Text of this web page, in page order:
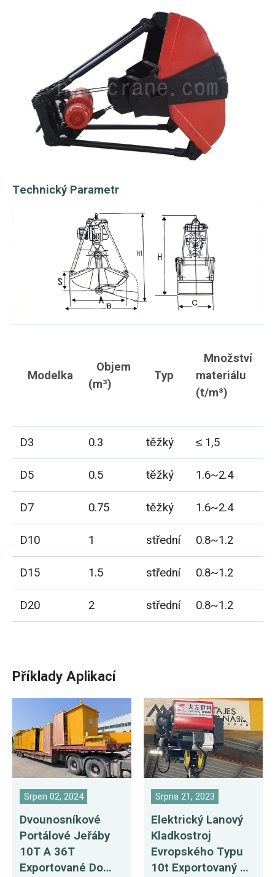
Technický Parametr
Modelka
Objem
(m³)
Typ
Množství
materiálu
(t/m³)
D3 0.3 těžký ≤ 1,5
D5
0.5 těžký 1.6~2.4
D7
0.75 těžký 1.6~2.4
D10
1 střední 0.8~1.2
D15
1.5 střední 0.8~1.2
D20
2 střední 0.8~1.2
Příklady Aplikací
Srpen 02, 2024
Dvounosníkové
Portálové Jeřáby
10T A 36T
Exportované Do
Srpna 21, 2023
Elektrický Lanový
Kladkostroj
Evropského Typu
10t Exportovaný Do